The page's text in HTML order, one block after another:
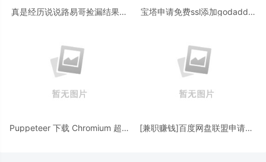
真是经历说说路易哥捡漏结果被
宝塔申请免费ssl添加godaddy
Puppeteer 下载 Chromium 超时
[兼职赚钱]百度网盘联盟申请盘